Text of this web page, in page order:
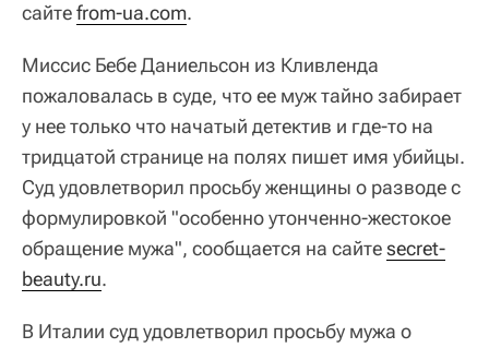
сайтеfrom-ua.com.
Миссис Бебе Даниельсон из Кливленда
пожаловалась в суде, что ее муж тайно забирает
у нее только что начатый детектив и где-то на
тридцатой странице на полях пишет имя убийцы.
Суд удовлетворил просьбу женщины о разводе с
формулировкой "особенно утонченно-жестокое
обращение мужа", сообщается на сайтеsecret-
beauty.ru.
В Италии суд удовлетворил просьбу мужа о